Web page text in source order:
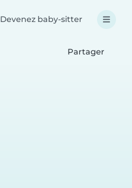
Devenez baby-sitter
Partager